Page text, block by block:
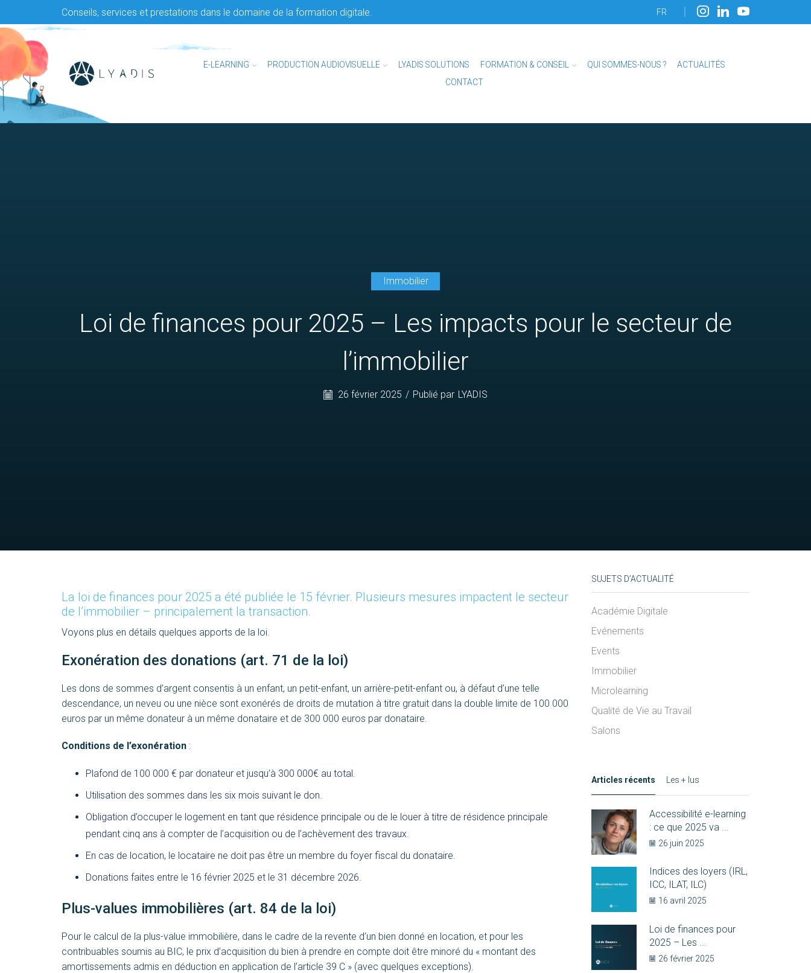
Conseils, services et prestations dans le domaine de la formation digitale. FR
E-LEARNING PRODUCTION AUDIOVISUELLE LYADIS SOLUTIONS FORMATION & CONSEIL QUI SOMMES-NOUS ?
ACTUALITÉS
CONTACT
Immobilier
Loi de finances pour 2025 – Les impacts pour le secteur de
l’immobilier
26 février 2025 / Publié par LYADIS
La loi de finances pour 2025 a été publiée le 15 février. Plusieurs mesures impactent le secteur
de l’immobilier – principalement la transaction.
Voyons plus en détails quelques apports de la loi.
Exonération des donations (art. 71 de la loi)
Les dons de sommes d’argent consentis à un enfant, un petit-enfant, un arrière-petit-enfant ou, à défaut d’une telle
descendance, un neveu ou une nièce sont exonérés de droits de mutation à titre gratuit dans la double limite de 100 000
euros par un même donateur à un même donataire et de 300 000 euros par donataire.
Conditions de l’exonération :
Plafond de 100 000 € par donateur et jusqu’à 300 000€ au total.
Utilisation des sommes dans les six mois suivant le don.
Obligation d’occuper le logement en tant que résidence principale ou de le louer à titre de résidence principale
pendant cinq ans à compter de l’acquisition ou de l’achèvement des travaux.
En cas de location, le locataire ne doit pas être un membre du foyer fiscal du donataire.
Donations faites entre le 16 février 2025 et le 31 décembre 2026.
Plus-values immobilières (art. 84 de la loi)
Pour le calcul de la plus-value immobilière, dans le cadre de la revente d’un bien donné en location, et pour les
contribuables soumis au BIC, le prix d’acquisition du bien à prendre en compte doit être minoré du « montant des
amortissements admis en déduction en application de l’article 39 C » (avec quelques exceptions).
SUJETS D’ACTUALITÉ
Académie Digitale
Evénements
Events
Immobilier
Microlearning
Qualité de Vie au Travail
Salons
Articles récents Les + lus
Accessibilité e-learning
: ce que 2025 va ...
26 juin 2025
Indices des loyers (IRL,
ICC, ILAT, ILC)
16 avril 2025
Loi de finances pour
2025 – Les ...
26 février 2025